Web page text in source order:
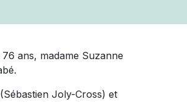
76 ans, madame Suzanne
Joly-Cross) et